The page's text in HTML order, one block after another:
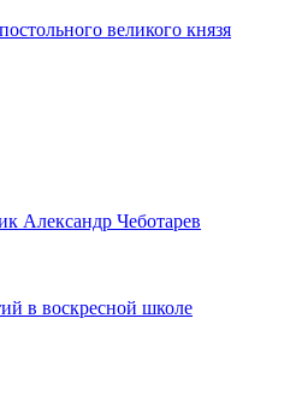
великого князя
Александр Чеботарев
в воскресной школе